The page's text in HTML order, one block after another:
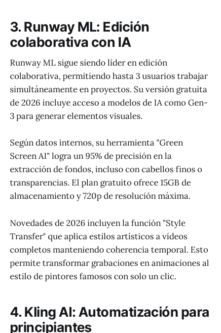
3. Runway ML: Edición
colaborativa con IA
Runway ML sigue siendo líder en edición
colaborativa, permitiendo hasta 3 usuarios trabajar
simultáneamente en proyectos. Su versión gratuita
de 2026 incluye acceso a modelos de IA como Gen-
3 para generar elementos visuales.
Según datos internos, su herramienta "Green
Screen AI" logra un 95% de precisión en la
extracción de fondos, incluso con cabellos finos o
transparencias. El plan gratuito ofrece 15GB de
almacenamiento y 720p de resolución máxima.
Novedades de 2026 incluyen la función "Style
Transfer" que aplica estilos artísticos a vídeos
completos manteniendo coherencia temporal. Esto
permite transformar grabaciones en animaciones al
estilo de pintores famosos con solo un clic.
4. Kling AI: Automatización para
principiantes